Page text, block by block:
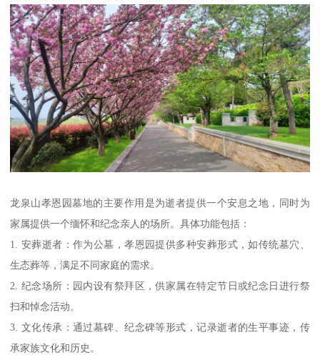
龙泉山孝恩园墓地的主要作用是为逝者提供一个安息之地，同时为
家属提供一个缅怀和纪念亲人的场所。具体功能包括：
1. 安葬逝者：作为公墓，孝恩园提供多种安葬形式，如传统墓穴、
生态葬等，满足不同家庭的需求。
2. 纪念场所：园内设有祭拜区，供家属在特定节日或纪念日进行祭
扫和悼念活动。
3. 文化传承：通过墓碑、纪念碑等形式，记录逝者的生平事迹，传
承家族文化和历史。